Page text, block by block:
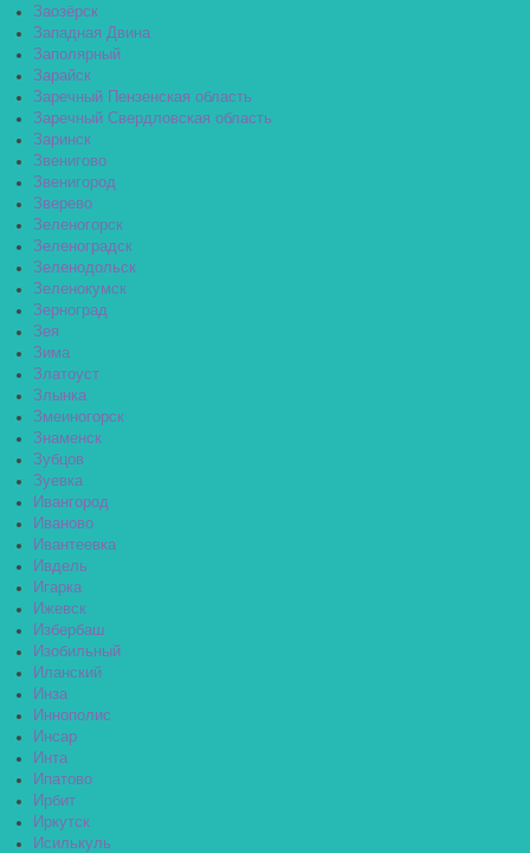
Заозёрск
Западная Двина
Заполярный
Зарайск
Заречный Пензенская область
Заречный Свердловская область
Заринск
Звенигово
Звенигород
Зверево
Зеленогорск
Зеленоградск
Зеленодольск
Зеленокумск
Зерноград
Зея
Зима
Златоуст
Злынка
Змеиногорск
Знаменск
Зубцов
Зуевка
Ивангород
Иваново
Ивантеевка
Ивдель
Игарка
Ижевск
Избербаш
Изобильный
Иланский
Инза
Иннополис
Инсар
Инта
Ипатово
Ирбит
Иркутск
Исилькуль